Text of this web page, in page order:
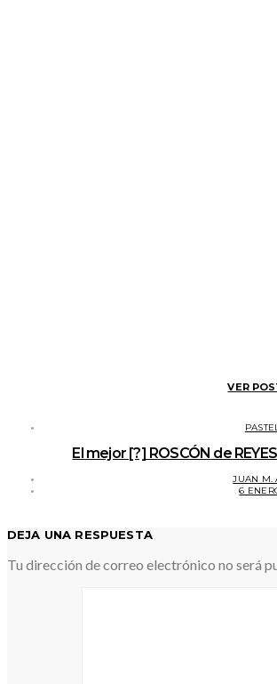
VER
El mejor [?] ROSCÓN de
JUAN M.
6
DEJA UNA RESPUESTA
Tu dirección de correo electrónico no será